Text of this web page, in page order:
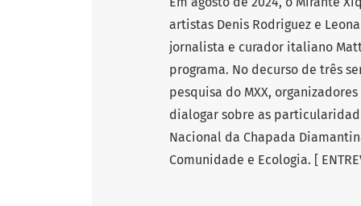
artistas Denis Rodriguez e
jornalista e curador italiano
programa. No decurso de três
pesquisa do MXX,
dialogar sobre as
Nacional da Chapada
Comunidade e Ecologia. [